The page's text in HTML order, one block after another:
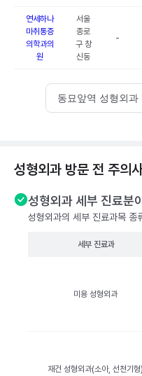
연세하나
마취통증
의학과의
원
서울
종로
구 창
신동
-
동묘앞역 성형외과
성형외과 방문 전 주의
성형외과 세부 진료분
성형외과의 세부 진료과목 종
세부 진료과
미용 성형외과
재건 성형외과(소아, 선천기형)